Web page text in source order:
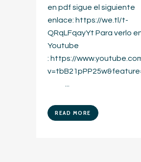
en pdf sigue el siguiente
enlace: https://we.tl/t-
QRqLFqayYt Para verlo
Youtube
: https://
READ MORE